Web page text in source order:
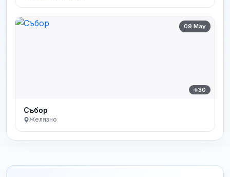
09 May
30
Събор
Желязно